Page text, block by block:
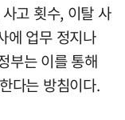
고 횟수, 이탈 사
에 업무 정지나
부는 이를 통해
다는 방침이다.